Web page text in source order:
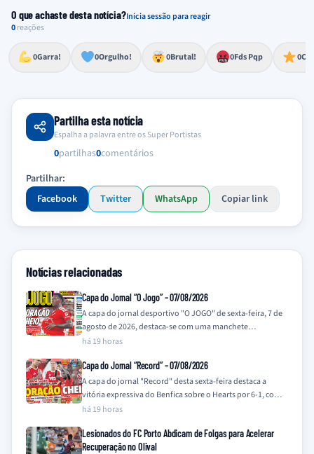
O que achaste desta notícia?Inicia sessão para reagir
0reações
0Garra!
Esforço, determinação, aprovação forte
0Orgulho!
Lealdade, amor clubístico, sentimento profundo
0Brutal!
Impressionante, chocante, de grande impacto 0Fds Pqp
Reação de desespero, raiva, frustração ou espanto extremo 0
Excelência, destaque, o melhor
Partilha esta notícia
Espalha a palavra entre os Super Portistas
0partilhas0comentários
Partilhar:
Facebook
Twitter WhatsApp Copiar link
Notícias relacionadas
Capa do Jornal “O Jogo” – 07/08/2026
A capa do jornal desportivo "O JOGO" de sexta-feira, 7 de
agosto de 2026, destaca-se com uma manchete
impactante e uma imagem…
há 19 horas
Capa do Jornal “Record” – 07/08/2026
A capa do jornal "Record" desta sexta-feira destaca a
vitória expressiva do Benfica sobre o Hearts por 6-1, com a
manchete principal…
há 19 horas
Lesionados do FC Porto Abdicam de Folgas para Acelerar
Recuperação no Olival